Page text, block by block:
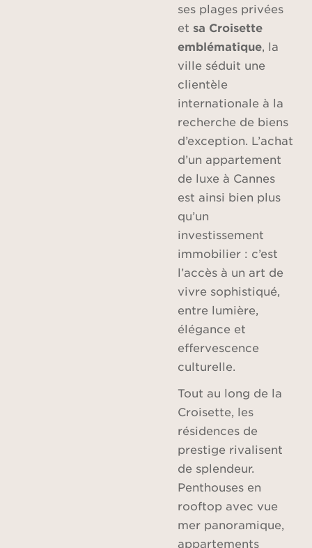
ses plages privées
et sa Croisette
emblématique , la
ville séduit une
clientèle
internationale à la
recherche de biens
d’exception. L’achat
d’un appartement
de luxe à Cannes
est ainsi bien plus
qu’un
investissement
immobilier : c’est
l’accès à un art de
vivre sophistiqué,
entre lumière,
élégance et
effervescence
culturelle.
Tout au long de la
Croisette, les
résidences de
prestige rivalisent
de splendeur.
Penthouses en
rooftop avec vue
mer panoramique,
appartements